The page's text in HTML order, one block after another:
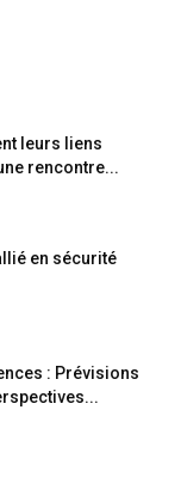
leurs liens
rencontre...
en sécurité
: Prévisions